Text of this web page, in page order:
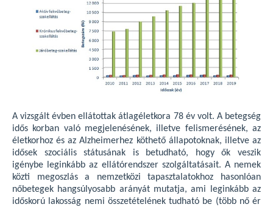
A vizsgált évben ellátottak átlagéletkora 78 év volt. A betegség
idős korban való megjelenésének, illetve felismerésének, az
életkorhoz és az Alzheimerhez köthető állapotoknak, illetve az
idősek szociális státusának is betudható, hogy ők veszik
igénybe leginkább az ellátórendszer szolgáltatásait. A nemek
közti megoszlás a nemzetközi tapasztalatokhoz hasonlóan
nőbetegek hangsúlyosabb arányát mutatja, ami leginkább az
időskorú lakosság nemi összetételének tudható be (több nő ér